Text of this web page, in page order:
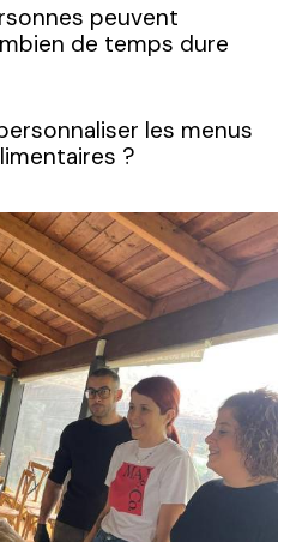
peuvent
de temps dure
les menus
?